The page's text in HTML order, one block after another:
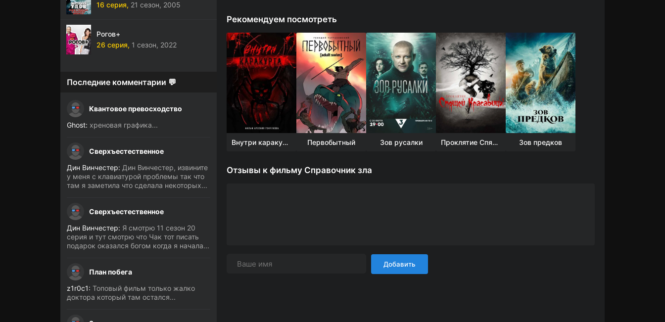
Рекомендуем посмотреть
Внутри каракурта Первобытный Зов русалки Проклятие Спящей красавицы Зов предков
Отзывы к фильму Справочник зла
Добавить
16 серия, 21 сезон, 2005
Рогов+
26 серия, 1 сезон, 2022
Последние комментарии 💬
Квантовое превосходство
Ghost: хреновая графика...
Сверхъестественное
Дин Винчестер: Дин Винчестер, извините
у меня с клавиатурой проблемы так что
там я заметила что сделала некоторых...
Сверхъестественное
Дин Винчестер: Я смотрю 11 сезон 20
серия и тут смотрю что Чак тот писать
подарок оказался богом когда я начала...
План побега
z1r0c1: Топовый фильм только жалко
доктора который там остался...